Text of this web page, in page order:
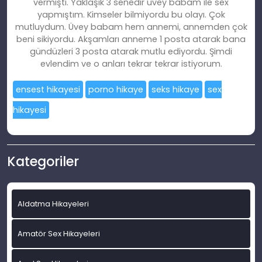
vermişti. Yaklaşık 3 senedir üvey babam ile sex
yapmıştım. Kimseler bilmiyordu bu olayı. Çok
mutluydum. Üvey babam hem annemi, annemden çok
beni sikiyordu. Akşamları anneme 1 posta atarak bana
gündüzleri 3 posta atarak mutlu ediyordu. Şimdi
evlendim ve o anları tekrar tekrar istiyorum.
ensest hikayesi porno hikaye seks hikaye
sex
hikayesi
Kategoriler
Aldatma Hikayeleri
Amatör Sex Hikayeleri